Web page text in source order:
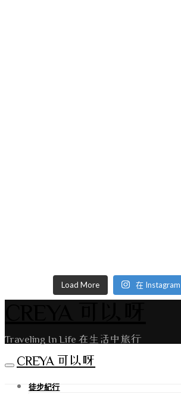
Load More 在
Traveling In Life 在生活中旅行
CREYA 可以呀
徒步紀行